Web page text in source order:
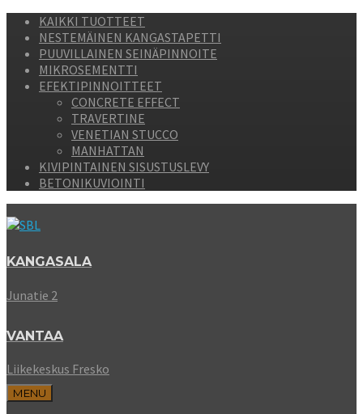
KAIKKI TUOTTEET
NESTEMÄINEN KANGASTAPETTI
PUUVILLAINEN SEINÄPINNOITE
MIKROSEMENTTI
EFEKTIPINNOITTEET
CONCRETE EFFECT
TRAVERTINE
VENETIAN STUCCO
MANHATTAN
KIVIPINTAINEN SISUSTUSLEVY
BETONIKUVIOINTI
KANGASALA
Junatie 2
VANTAA
Liikekeskus Fresko
MENU